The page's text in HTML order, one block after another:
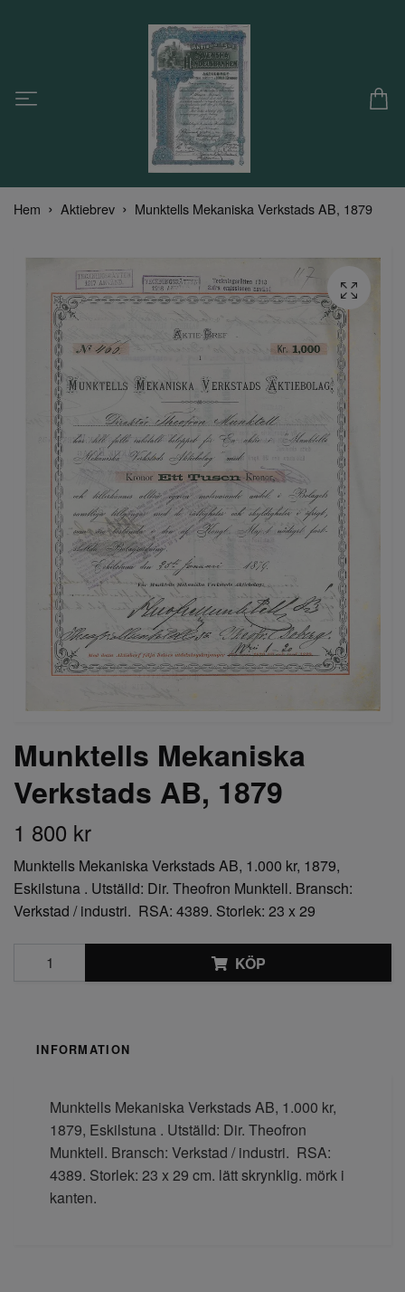
Hem Aktiebrev Munktells Mekaniska Verkstads AB, 1879
Munktells Mekaniska
Verkstads AB, 1879
1 800 kr
Munktells Mekaniska Verkstads AB, 1.000 kr, 1879,
Eskilstuna . Utställd: Dir. Theofron Munktell. Bransch:
Verkstad / industri. RSA: 4389. Storlek: 23 x 29
KÖP
INFORMATION
Munktells Mekaniska Verkstads AB, 1.000 kr,
1879, Eskilstuna . Utställd: Dir. Theofron
Munktell. Bransch: Verkstad / industri. RSA:
4389. Storlek: 23 x 29 cm. lätt skrynklig. mörk i
kanten.